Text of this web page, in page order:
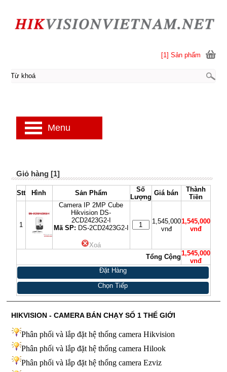
Giỏ hàng [1]
Stt Hình Sản Phẩm
Số
Lượng
Giá bán
Thành
Tiền
1
Camera IP 2MP Cube
Hikvision DS-
2CD2423G2-I
Mã SP: DS-2CD2423G2-I
Xoá
1,545,000
vnđ
1,545,000
vnđ
Tổng Cộng1,545,000
vnđ
Đặt Hàng
Chọn Tiếp
[1] Sản phẩm
Menu
HIKVISION - CAMERA BÁN CHẠY SỐ 1 THẾ GIỚI
Phân phối và lắp đặt hệ thống camera Hikvision
Phân phối và lắp đặt hệ thống camera Hilook
Phân phối và lắp đặt hệ thống camera Ezviz